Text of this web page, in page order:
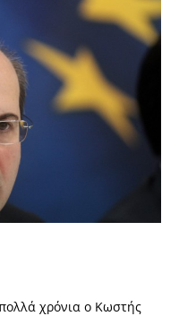
χρόνια ο Κωστής